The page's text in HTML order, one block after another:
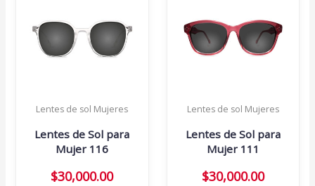
Lentes de sol Mujeres
Lentes de Sol para
Mujer 116
$30,000.00
Lentes de sol Mujeres
Lentes de Sol para
Mujer 111
$30,000.00